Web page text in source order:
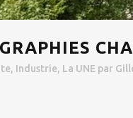
, Industrie, La UNE par